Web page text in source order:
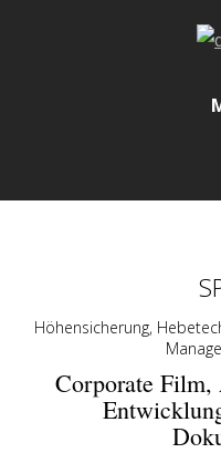
Höhensicherung,
Corporate Film,